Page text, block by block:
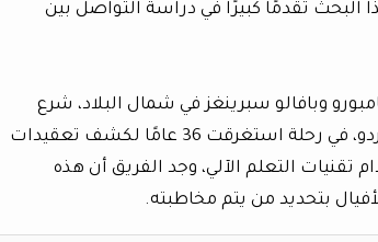
تقدمًا كبيرًا في دراسة التواصل بين
وبافالو سبرينغز في شمال البلاد، شرع
مايكل باردو، في رحلة استغرقت 36 عامًا لكشف تعقيدات
469 صوتًا مسجلًا واستخدام تقنيات التعلم الآلي، وجد الفريق أن هذه
بتحديد من يتم مخاطبته.